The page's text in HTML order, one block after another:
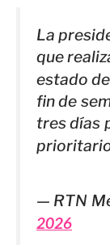
La
que
estado de
fin de
tres días
— RTN
2026